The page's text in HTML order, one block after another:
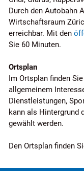
Durch den Autobahn
Wirtschaftsraum
erreichbar. Mit den
Sie 60 Minuten.
Ortsplan
Im Ortsplan finden
allgemeinem
Dienstleistungen,
kann als Hintergrund
gewählt werden.
Den Ortsplan finden